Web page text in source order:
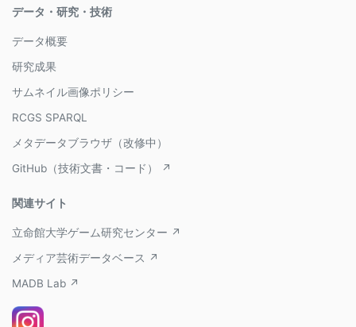
データ・研究・技術
データ概要
研究成果
サムネイル画像ポリシー
RCGS SPARQL
メタデータブラウザ（改修中）
GitHub（技術文書・コード） ↗
関連サイト
立命館大学ゲーム研究センター ↗
メディア芸術データベース ↗
MADB Lab ↗